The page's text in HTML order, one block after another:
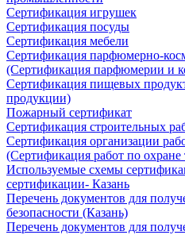
Сертификация игрушек
Сертификация посуды
Сертификация мебели
Сертификация парфюмерно-
(Сертификация парфюмерии и
Сертификация пищевых
продукции)
Пожарный сертификат
Сертификация строительных
Сертификация организации
(Сертификация работ по охране
Используемые схемы
сертификации- Казань
Перечень документов для
безопасности (Казань)
Перечень документов для